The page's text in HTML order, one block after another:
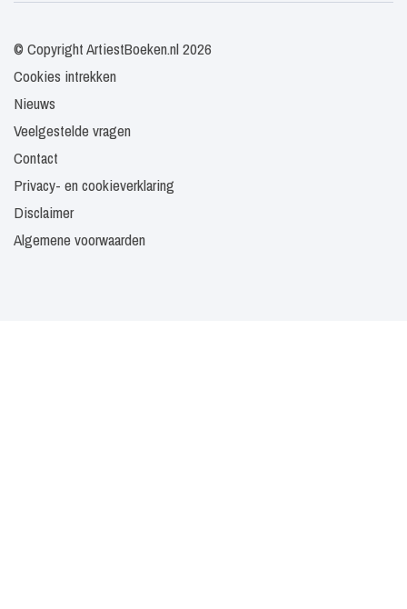
© Copyright ArtiestBoeken.nl 2026
Cookies intrekken
Nieuws
Veelgestelde vragen
Contact
Privacy- en cookieverklaring
Disclaimer
Algemene voorwaarden